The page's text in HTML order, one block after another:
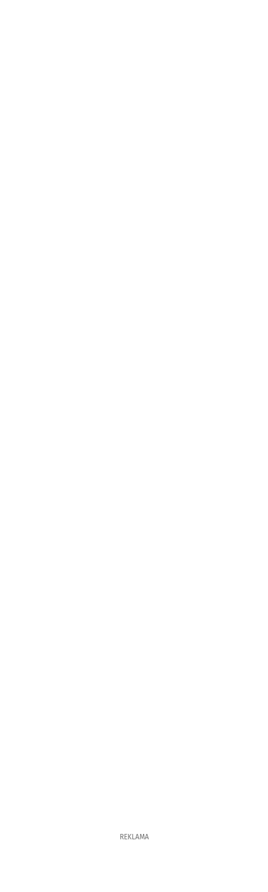
REKLAMA